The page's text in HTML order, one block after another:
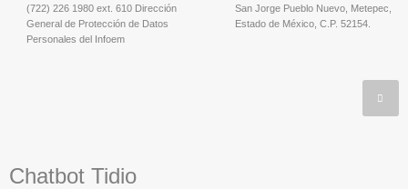
(722) 226 1980 ext. 610 Dirección
General de Protección de Datos
Personales del Infoem
San Jorge Pueblo Nuevo, Metepec,
Estado de México, C.P. 52154.
Chatbot Tidio